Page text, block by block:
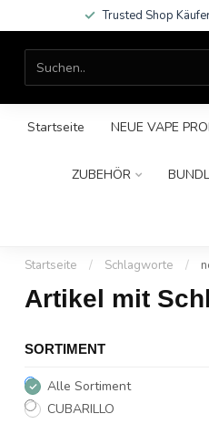
Trusted Shop
Startseite NEUE VAPE
ZUBEHÖR
Startseite / Schlagworte /
Artikel mit
SORTIMENT
Alle Sortiment
CUBARILLO